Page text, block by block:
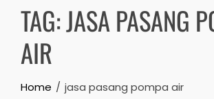
TAG:JASA PASANG
AIR
Home jasa pasang pompa air